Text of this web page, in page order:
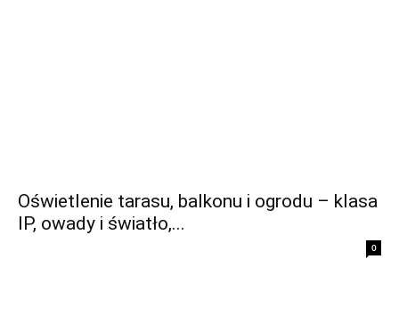
Oświetlenie tarasu, balkonu i ogrodu – klasa
IP, owady i światło,...
0